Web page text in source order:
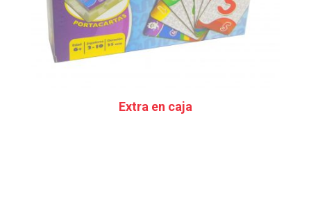
Extra en caja